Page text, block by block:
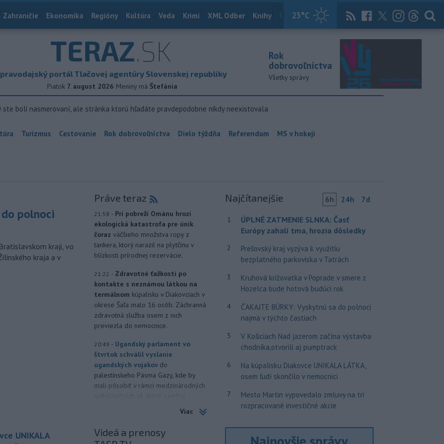
23°C
Zahraničie Ekonomika Regióny Kultúra Veda Krimi XML Odber Knihy Útulkovo Magazín News Now Archív
TERAZ.SK
portál Tlačovej agentúry Slovenskej republiky
Piatok 7. august 2026 Meniny má Štefánia
Rok
dobrovoľníctva
Všetky správy
ste boli nasmerovaní, ale stránka ktorú hľadáte pravdepodobne nikdy neexistovala
Turizmus Cestovanie Rok dobrovoľníctva Dielo týždňa Referendum MS v hokeji
do polnoci
kraji, vo
kraja a v
UNIKALA
Práve teraz
21:58 - Pri pobreží Ománu hrozí
ekologická katastrofa pre únik
čoraz väčšieho množstva ropy z
tankera, ktorý narazil na plytčinu v
blízkosti prírodnej rezervácie.
21:22 - Zdravotné ťažkosti po
kontakte s neznámou látkou na
termálnom kúpalisku v Diakovciach v
okrese Šaľa malo 16 osôb. Záchranná
zdravotná služba osem z nich
previezla do nemocnice.
20:49 - Ugandský parlament vo
štvrtok schválil vyslanie
ugandských vojakov do
palestínskeho Pásma Gazy, kde by
mali pôsobiť v rámci medzinárodných
(FA) stiahla svoju podporu
Viac
Videá a prenosy
Najčítanejšie 6h 24h 7d
1
ÚPLNÉ ZATMENIE SLNKA: Časť
Európy zahalí tma, hrozia dôsledky
2
Prešovský kraj vyzýva k využitiu
bezplatného parkoviska v Tatrách
3
Kruhová križovatka v Poprade v smere z
Hozelca bude hotová budúci rok
4
ČAKAJTE BÚRKY: Vyskytnú sa do polnoci
najmä v týchto častiach
5
V Košiciach Nad jazerom začína výstavba
chodníka,otvorili aj pumptrack
6
Na kúpalisku Diakovce UNIKALA LÁTKA,
osem ľudí skončilo v nemocnici
7
Mesto Martin vypovedalo zmluvy na tri
rozpracované investičné akcie